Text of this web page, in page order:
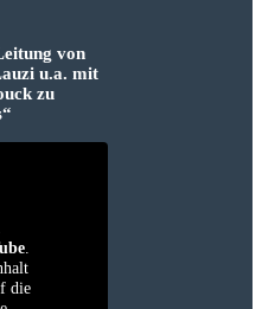
von
u.a. mit
zu
.
die